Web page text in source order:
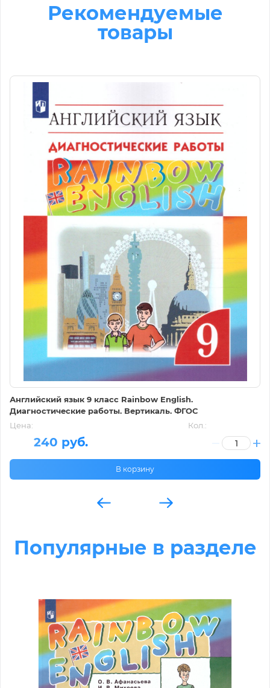
Рекомендуемые
товары
Английский язык 9 класс Rainbow English.
Диагностические работы. Вертикаль. ФГОС
Цена:
240 руб.
Кол.:
В корзину
Популярные в разделе